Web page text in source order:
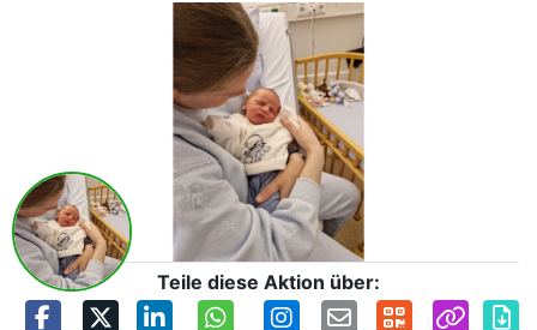
Teile diese Aktion über: